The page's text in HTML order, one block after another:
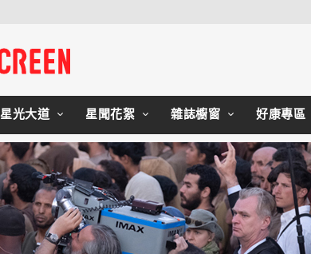
星光大道 星聞花絮 雜誌櫥窗 好康專區